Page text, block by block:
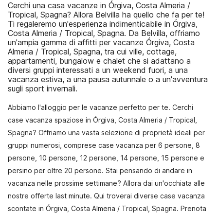
Cerchi una casa vacanze in Órgiva, Costa Almeria /
Tropical, Spagna? Allora Belvilla ha quello che fa per te!
Ti regaleremo un'esperienza indimenticabile in Órgiva,
Costa Almeria / Tropical, Spagna. Da Belvilla, offriamo
un'ampia gamma di affitti per vacanze Órgiva, Costa
Almeria / Tropical, Spagna, tra cui ville, cottage,
appartamenti, bungalow e chalet che si adattano a
diversi gruppi interessati a un weekend fuori, a una
vacanza estiva, a una pausa autunnale o a un'avventura
sugli sport invernali.
Abbiamo l'alloggio per le vacanze perfetto per te. Cerchi
case vacanza spaziose in Órgiva, Costa Almeria / Tropical,
Spagna? Offriamo una vasta selezione di proprietà ideali per
gruppi numerosi, comprese case vacanza per 6 persone, 8
persone, 10 persone, 12 persone, 14 persone, 15 persone e
persino per oltre 20 persone. Stai pensando di andare in
vacanza nelle prossime settimane? Allora dai un'occhiata alle
nostre offerte last minute. Qui troverai diverse case vacanza
scontate in Órgiva, Costa Almeria / Tropical, Spagna. Prenota